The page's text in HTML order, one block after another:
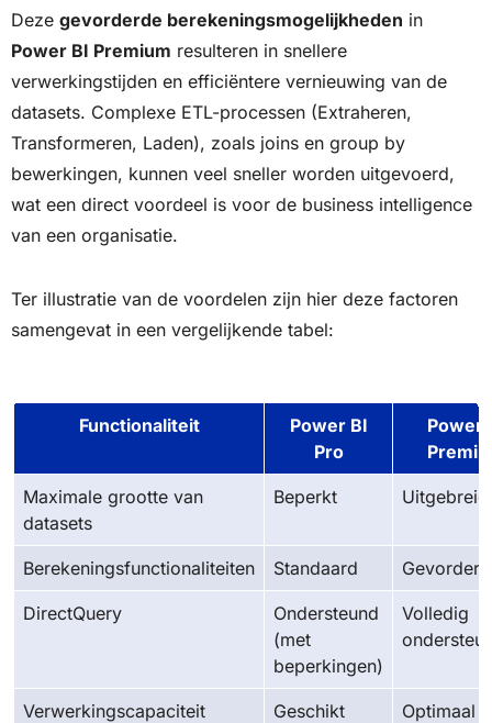
Deze gevorderde berekeningsmogelijkheden in
Power BI Premium resulteren in snellere
verwerkingstijden en efficiëntere vernieuwing van de
datasets. Complexe ETL-processen (Extraheren,
Transformeren, Laden), zoals joins en group by
bewerkingen, kunnen veel sneller worden uitgevoerd,
wat een direct voordeel is voor de business intelligence
van een organisatie.
Ter illustratie van de voordelen zijn hier deze factoren
samengevat in een vergelijkende tabel:
Functionaliteit
Power BI
Pro
Power
Maximale grootte van
datasets
Beperkt Uitgebreid
Berekeningsfunctionaliteiten Standaard Gevorderd
DirectQuery
Ondersteund
(met
beperkingen)
Volledig
Verwerkingscapaciteit
Geschikt
Optimaal